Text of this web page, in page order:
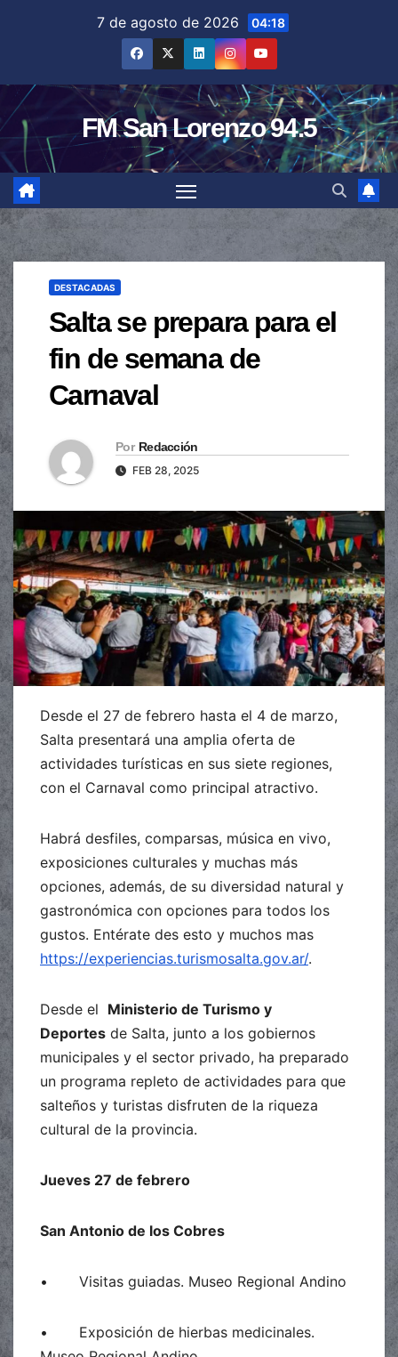
7 de agosto de 2026 04:18
FM San Lorenzo 94.5
DESTACADAS
Salta se prepara para el
fin de semana de
Carnaval
Por Redacción
FEB 28, 2025
Desde el 27 de febrero hasta el 4 de marzo,
Salta presentará una amplia oferta de
actividades turísticas en sus siete regiones,
con el Carnaval como principal atractivo.
Habrá desfiles, comparsas, música en vivo,
exposiciones culturales y muchas más
opciones, además, de su diversidad natural y
gastronómica con opciones para todos los
gustos. Entérate des esto y muchos mas
https://experiencias.turismosalta.gov.ar/.
Desde el Ministerio de Turismo y
Deportes de Salta, junto a los gobiernos
municipales y el sector privado, ha preparado
un programa repleto de actividades para que
salteños y turistas disfruten de la riqueza
cultural de la provincia.
Jueves 27 de febrero
San Antonio de los Cobres
• Visitas guiadas. Museo Regional Andino
• Exposición de hierbas medicinales.